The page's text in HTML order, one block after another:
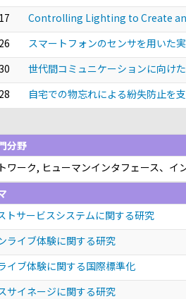
Controlling Lighting to Create
スマートフォンのセンサを用いた
世代間コミュニケーションに向け
自宅での物忘れによる紛失防止を
分野
ワーク, ヒューマンインタフェース、
トサービスシステムに関する研究
ライブ体験に関する研究
イブ体験に関する国際標準化
サイネージに関する研究